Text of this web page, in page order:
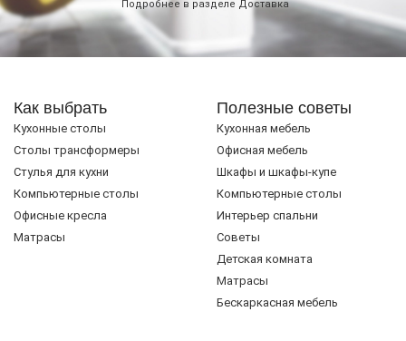
Подробнее в разделе Доставка
Как выбрать
Кухонные столы
Cтолы трансформеры
Стулья для кухни
Компьютерные столы
Офисные кресла
Матрасы
Полезные советы
Кухонная мебель
Офисная мебель
Шкафы и шкафы-купе
Компьютерные столы
Интерьер спальни
Советы
Детская комната
Матрасы
Бескаркасная мебель